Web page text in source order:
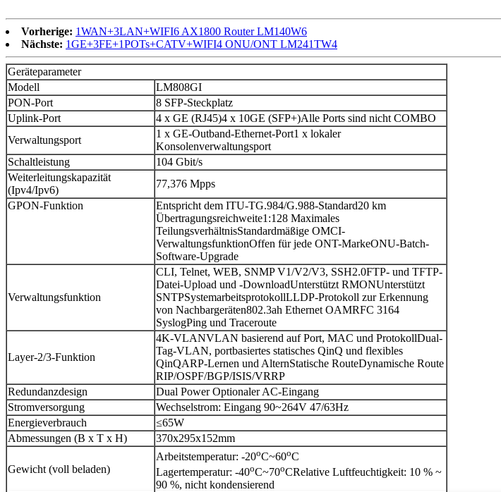
Vorherige: 1WAN+3LAN+WIFI6 AX1800 Router LM140W6
Nächste: 1GE+3FE+1POTs+CATV+WIFI4 ONU/ONT LM241TW4
Geräteparameter
Modell
LM808GI
PON-Port
8 SFP-Steckplatz
Uplink-Port
4 x GE (RJ45)4 x 10GE (SFP+)Alle Ports sind nicht COMBO
Verwaltungsport
1 x GE-Outband-Ethernet-Port1 x lokaler
Konsolenverwaltungsport
Schaltleistung
104 Gbit/s
Weiterleitungskapazität
(Ipv4/Ipv6)
77,376 Mpps
GPON-Funktion
Entspricht dem ITU-TG.984/G.988-Standard20 km
Übertragungsreichweite1:128 Maximales
TeilungsverhältnisStandardmäßige OMCI-
VerwaltungsfunktionOffen für jede ONT-MarkeONU-Batch-
Software-Upgrade
Verwaltungsfunktion
CLI, Telnet, WEB, SNMP V1/V2/V3, SSH2.0FTP- und TFTP-
Datei-Upload und -DownloadUnterstützt RMONUnterstützt
SNTPSystemarbeitsprotokollLLDP-Protokoll zur Erkennung
von Nachbargeräten802.3ah Ethernet OAMRFC 3164
SyslogPing und Traceroute
Layer-2/3-Funktion
4K-VLANVLAN basierend auf Port, MAC und ProtokollDual-
Tag-VLAN, portbasiertes statisches QinQ und flexibles
QinQARP-Lernen und AlternStatische RouteDynamische Route
RIP/OSPF/BGP/ISIS/VRRP
Redundanzdesign
Dual Power Optionaler AC-Eingang
Stromversorgung
Wechselstrom: Eingang 90~264V 47/63Hz
Energieverbrauch
≤65W
Abmessungen (B x T x H)
370x295x152mm
Gewicht (voll beladen)
Arbeitstemperatur: -20oC~60oC
Lagertemperatur: -40oC~70oCRelative Luftfeuchtigkeit: 10 % ~
90 %, nicht kondensierend